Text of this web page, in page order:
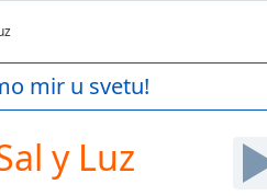
mir u svetu!
y Luz